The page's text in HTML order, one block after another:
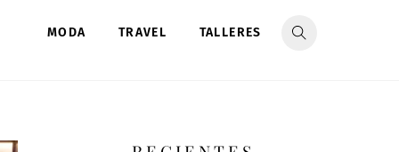
MODA TRAVEL TALLERES